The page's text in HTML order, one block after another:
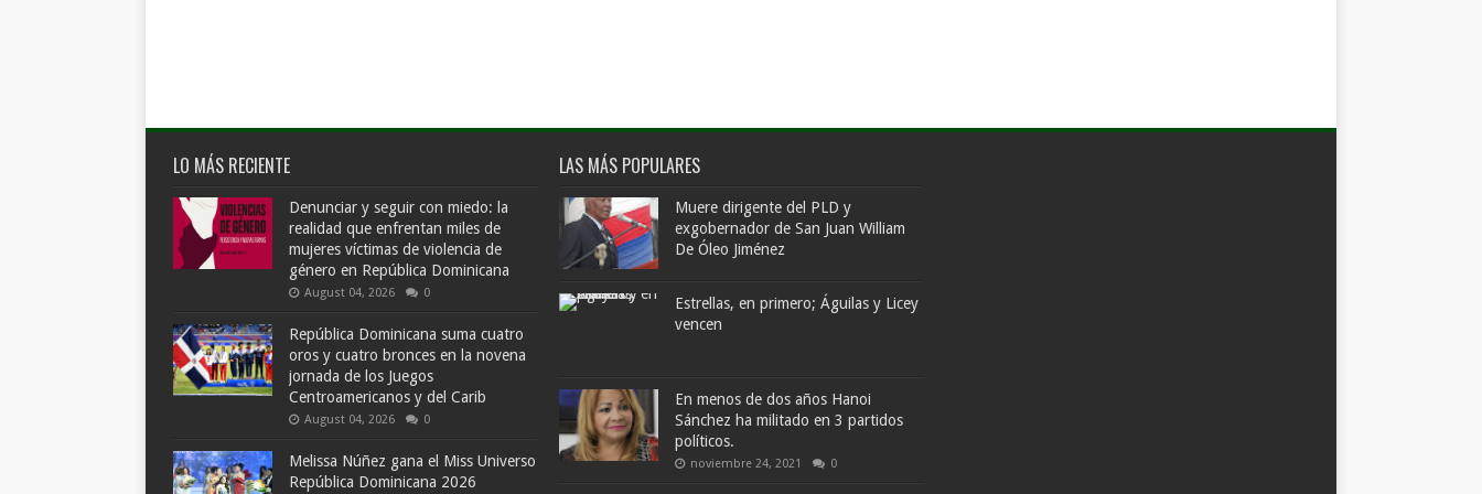
LO MÁS RECIENTE
Denunciar y seguir con miedo: la
realidad que enfrentan miles de
mujeres víctimas de violencia de
género en República Dominicana
August 04, 2026 0
República Dominicana suma cuatro
oros y cuatro bronces en la novena
jornada de los Juegos
Centroamericanos y del Carib
August 04, 2026 0
Melissa Núñez gana el Miss Universo
República Dominicana 2026
LAS MÁS POPULARES
Muere dirigente del PLD y
exgobernador de San Juan William
De Óleo Jiménez
Estrellas, en primero; Águilas y Licey
vencen
En menos de dos años Hanoi
Sánchez ha militado en 3 partidos
políticos.
noviembre 24, 2021 0